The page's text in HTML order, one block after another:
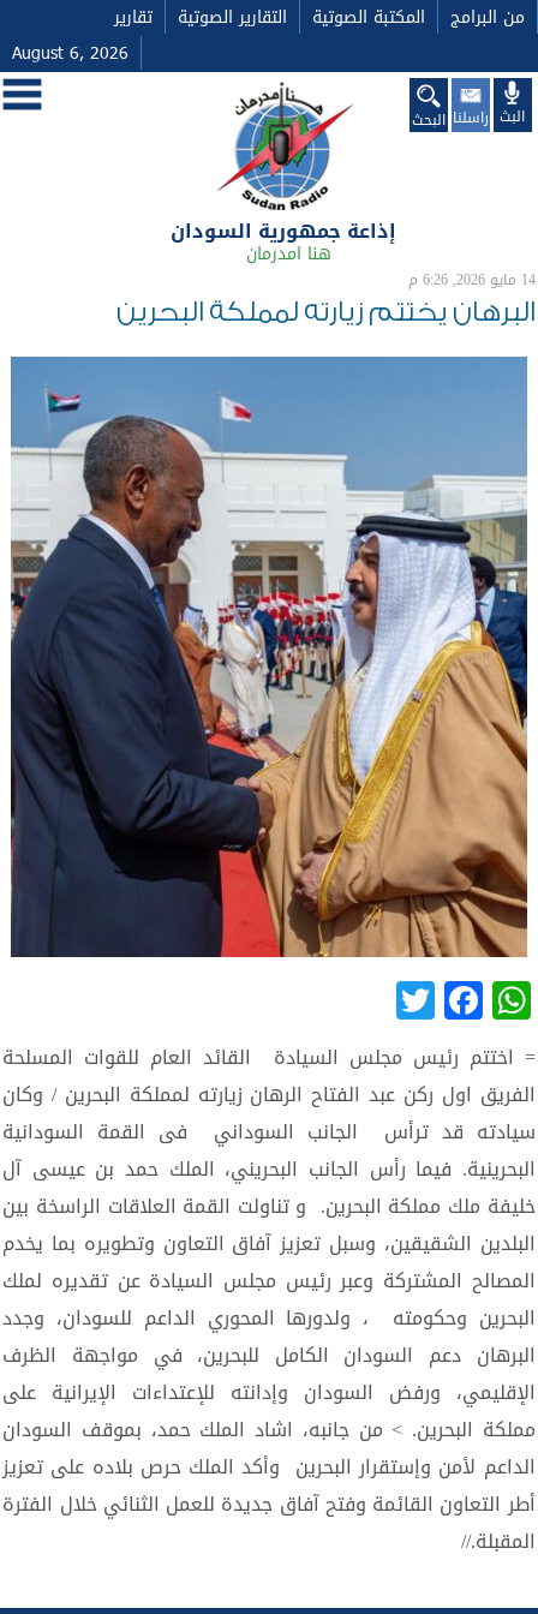
من البرامج المكتبة الصوتية التقارير الصوتية
تقارير
August 6, 2026
البث راسلنا البحث
إذاعة جمهورية السودان
هنا امدرمان
14 مايو 2026, 6:26 م
البرهان يختتم زيارته لمملكة البحرين
WhatsApp
Facebook
= اختتم رئيس مجلس السيادة القائد العام للقوات المسلحة
الفريق اول ركن عبد الفتاح الرهان زيارته لمملكة البحرين / وكان
سيادته قد ترأس الجانب السوداني فى القمة السودانية
البحرينية. فيما رأس الجانب البحريني، الملك حمد بن عيسى آل
خليفة ملك مملكة البحرين. و تناولت القمة العلاقات الراسخة بين
البلدين الشقيقين، وسبل تعزيز آفاق التعاون وتطويره بما يخدم
المصالح المشتركة وعبر رئيس مجلس السيادة عن تقديره لملك
البحرين وحكومته ، ولدورها المحوري الداعم للسودان، وجدد
البرهان دعم السودان الكامل للبحرين، في مواجهة الظرف
الإقليمي، ورفض السودان وإدانته للإعتداءات الإيرانية على
مملكة البحرين. > من جانبه، اشاد الملك حمد، بموقف السودان
الداعم لأمن وإستقرار البحرين وأكد الملك حرص بلاده على تعزيز
أطر التعاون القائمة وفتح آفاق جديدة للعمل الثنائي خلال الفترة
المقبلة.//